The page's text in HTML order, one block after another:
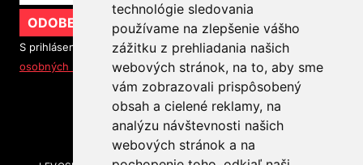
technológie sledovania
používame na zlepšenie vášho
zážitku z prehliadania našich
webových stránok, na to, aby sme
vám zobrazovali prispôsobený
obsah a cielené reklamy, na
analýzu návštevnosti našich
webových stránok a na
ODOBERAŤ
S prihlásením na odber noviniek súhlasíte so spracovaním
osobných údajov
SLEDUJTE NÁS